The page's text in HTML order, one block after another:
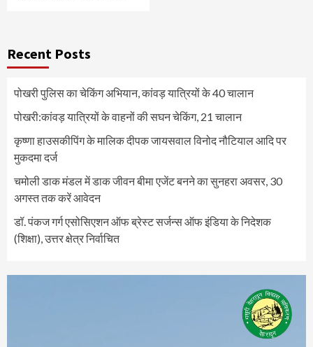
Recent Posts
पोखरी पुलिस का चेकिंग अभियान, कांवड़ यात्रियों के 40 चालान
पोखरी:कांवड़ यात्रियों के वाहनों की सघन चेकिंग, 21 चालान
कृष्णा हाउसकीपिंग के मालिक दीपक जायसवाल विनोद नौटियाल आदि पर
मुकदमा दर्ज
चमोली डाक मंडल में डाक जीवन बीमा एजेंट बनने का सुनहरा अवसर, 30
अगस्त तक करें आवेदन
डॉ. पंकज गर्ग एसोसिएशन ऑफ ब्रेस्ट सर्जन्स ऑफ इंडिया के निदेशक
(शिक्षा), उत्तर क्षेत्र निर्वाचित